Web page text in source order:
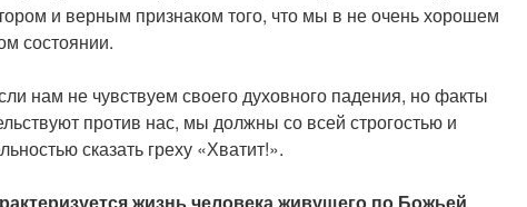
и верным признаком того, что мы в не очень хорошем
состоянии.
нам не чувствуем своего духовного падения, но факты
против нас, мы должны со всей строгостью и
сказать греху «Хватит!».